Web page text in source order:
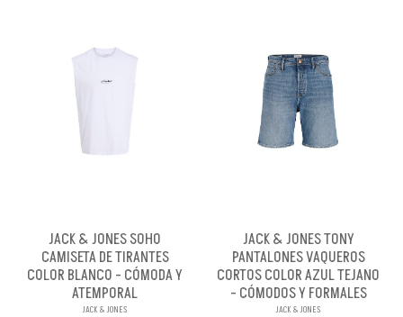
JACK & JONES SOHO
CAMISETA DE TIRANTES
COLOR BLANCO - CÓMODA Y
ATEMPORAL
JACK & JONES
JACK & JONES TONY
PANTALONES VAQUEROS
CORTOS COLOR AZUL TEJANO
- CÓMODOS Y FORMALES
JACK & JONES